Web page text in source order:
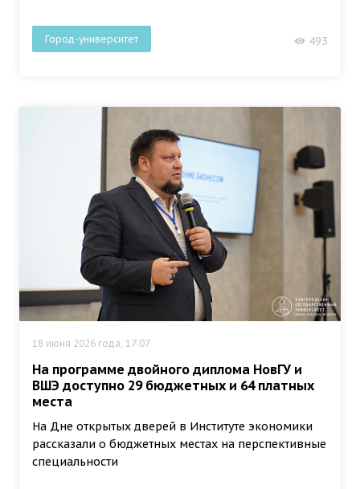
Город-университет 493
18 июня 2026 года, 17:07
На программе двойного диплома НовГУ и
ВШЭ доступно 29 бюджетных и 64 платных
места
На Дне открытых дверей в Институте экономики
рассказали о бюджетных местах на перспективные
специальности